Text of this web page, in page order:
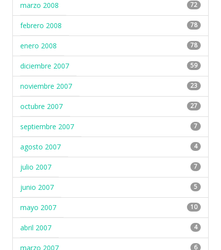
marzo 2008 72
febrero 2008 78
enero 2008 78
diciembre 2007 59
noviembre 2007 23
octubre 2007 27
septiembre 2007 7
agosto 2007 4
julio 2007 7
junio 2007 5
mayo 2007 10
abril 2007 4
marzo 2007 6